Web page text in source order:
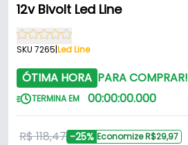
12v Bivolt Led Line
SKU 7265|Led Line
ÓTIMA HORA PARA COMPRAR!
TERMINA EM 00:00:00.000
R$ 118,47 -25% Economize R$29,97